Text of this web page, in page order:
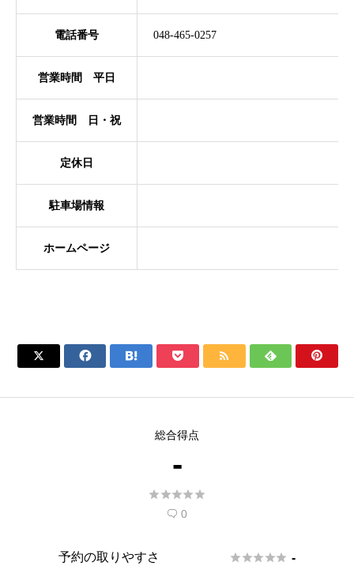
電話番号 048-465-0257
営業時間 平日
営業時間 日・祝
定休日
駐車場情報
ホームページ
      
総合得点
-

 0
予約の取りやすさ  -